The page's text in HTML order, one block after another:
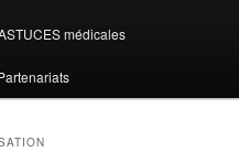
médicales